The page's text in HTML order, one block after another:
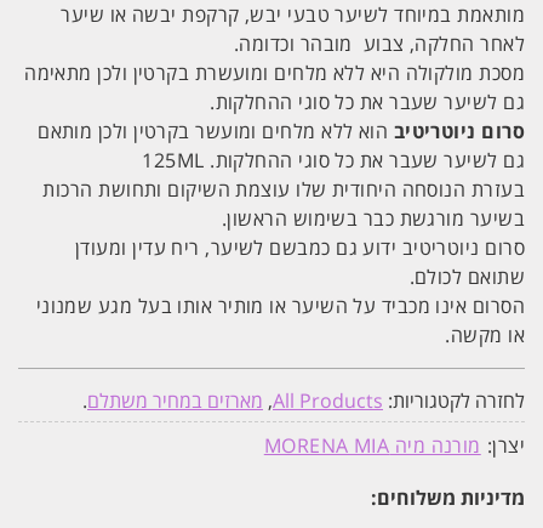
מותאמת במיוחד לשיער טבעי יבש, קרקפת יבשה או שיער
לאחר החלקה, צבוע מובהר וכדומה.
מסכת מולקולה היא ללא מלחים ומועשרת בקרטין ולכן מתאימה
גם לשיער שעבר את כל סוגי ההחלקות.
סרום ניוטריטיב הוא ללא מלחים ומועשר בקרטין ולכן מותאם
גם לשיער שעבר את כל סוגי ההחלקות. 125ML
בעזרת הנוסחה היחודית שלו עוצמת השיקום ותחושת הרכות
בשיער מורגשת כבר בשימוש הראשון.
סרום ניוטריטיב ידוע גם כמבשם לשיער, ריח עדין ומעודן
שתואם לכולם.
הסרום אינו מכביד על השיער או מותיר אותו בעל מגע שמנוני
או מקשה.
לחזרה לקטגוריות: All Products
, מארזים במחיר משתלם.
יצרן: מורנה מיה MORENA MIA
מדיניות משלוחים: